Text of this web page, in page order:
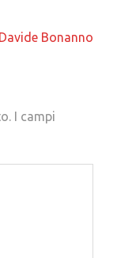
Davide Bonanno
I campi